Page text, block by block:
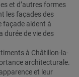
et d’autres formes
les façades des
façade aident à
durée de vie des
à Châtillon-la-
architecturale.
et leur